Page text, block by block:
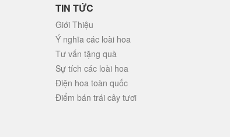
TIN TỨC
Giới Thiệu
Ý nghĩa các loài hoa
Tư vấn tặng quà
Sự tích các loài hoa
Điện hoa toàn quốc
Điểm bán trái cây tươi